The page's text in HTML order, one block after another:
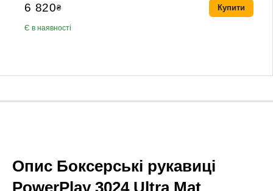
6 820₴
Є в наявності
Купити
Опис Боксерські рукавиці
PowerPlay 3024 Ultra Mat